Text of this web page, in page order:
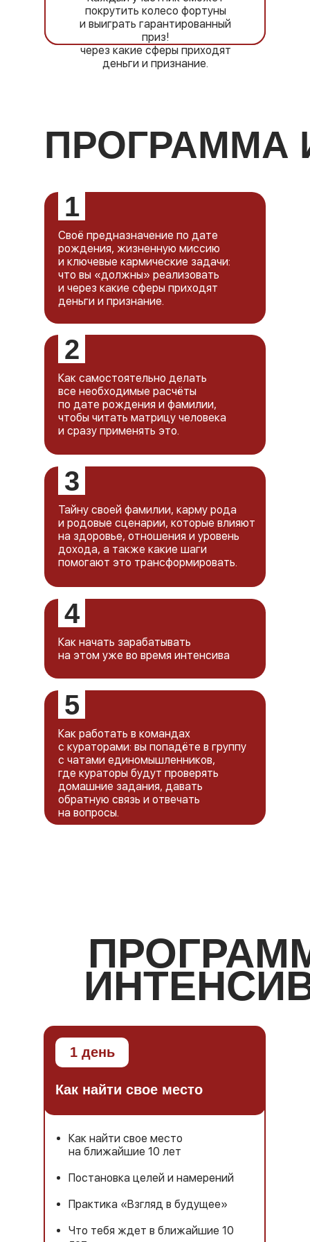
рождения, жизненную миссию и
ключевые кармические задачи:
что вы «должны» реализовать и
через какие сферы приходят
деньги и признание.
читать матрицу человека и сразу
применять это.
которые влияют на здоровье,
также какие шаги помогают это
трансформировать.
• Как начать зарабатывать на
этом уже во время интенсива
• Как работать в командах с
с чатами единомышленников, где
обратную связь и отвечать на
вопросы.
покрутить колесо фортуны
и выиграть гарантированный
приз!
ПРОГРАММА
5
Как работать в командах
с кураторами: вы попадёте в группу
с чатами единомышленников,
где кураторы будут проверять
домашние задания, давать
обратную связь и отвечать
на вопросы.
4
Как начать зарабатывать
на этом уже во время интенсива
1
3
2
Своё предназначение по дате
рождения, жизненную миссию
и ключевые кармические задачи:
что вы «должны» реализовать
и через какие сферы приходят
деньги и признание.
Тайну своей фамилии, карму рода
и родовые сценарии, которые влияют
на здоровье, отношения и уровень
дохода, а также какие шаги
помогают это трансформировать.
Как самостоятельно делать
все необходимые расчёты
по дате рождения и фамилии,
чтобы читать матрицу человека
и сразу применять это.
Как найти свое место
на ближайшие 10 лет
Постановка целей и намерений
Практика «Взгляд в будущее»
Что тебя ждет в ближайшие 10
1 день
Как найти свое место